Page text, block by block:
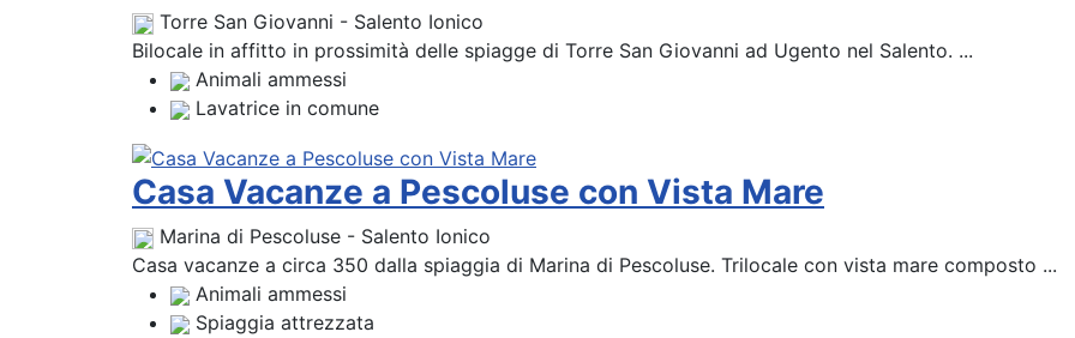
Torre San Giovanni - Salento Ionico
Bilocale in affitto in prossimità delle spiagge di Torre San Giovanni ad Ugento nel Salento. ...
Animali ammessi
Lavatrice in comune
Casa Vacanze a Pescoluse con Vista Mare
Marina di Pescoluse - Salento Ionico
Casa vacanze a circa 350 dalla spiaggia di Marina di Pescoluse. Trilocale con vista mare composto ...
Animali ammessi
Spiaggia attrezzata